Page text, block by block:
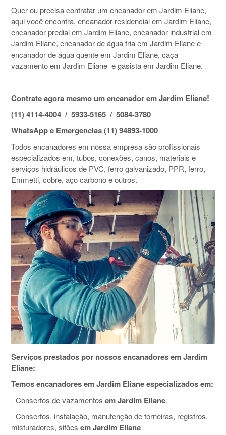
Quer ou precisa contratar um encanador em Jardim Eliane,
aqui você encontra, encanador residencial em Jardim Eliane,
encanador predial em Jardim Eliane, encanador industrial em
Jardim Eliane, encanador de água fria em Jardim Eliane e
encanador de água quente em Jardim Eliane, caça
vazamento em Jardim Eliane e gasista em Jardim Eliane.
Contrate agora mesmo um encanador em Jardim Eliane!
(11) 4114-4004 / 5933-5165 / 5084-3780
WhatsApp e Emergencias (11) 94893-1000
Todos encanadores em nossa empresa são profissionais
especializados em, tubos, conexões, canos, materiais e
serviços hidráulicos de PVC, ferro galvanizado, PPR, ferro,
Emmetti, cobre, aço carbono e outros.
Serviços prestados por nossos encanadores em Jardim
Eliane:
Temos encanadores em Jardim Eliane especializados em:
- Consertos de vazamentos em Jardim Eliane.
- Consertos, instalação, manutenção de torneiras, registros,
misturadores, sifões em Jardim Eliane